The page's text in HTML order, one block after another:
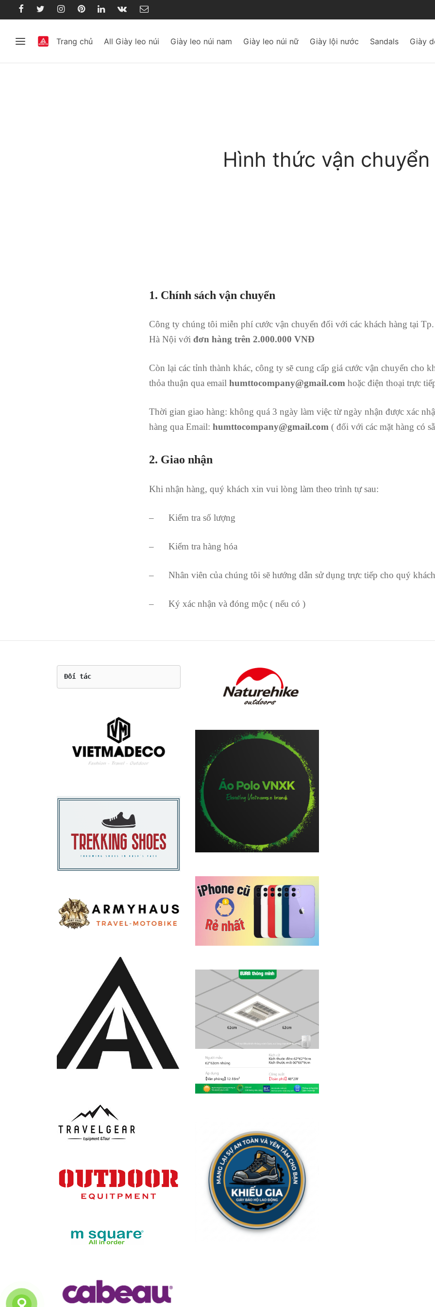
Trang chủ All Giày leo núi Giày leo núi nam Giày leo núi nữ Giày lội nước Sandals Giày
Hình thức vận chuyển
1. Chính sách vận chuyển
Công ty chúng tôi miễn phí cước vận chuyển đối với các khách hàng tại
Hà Nội với đơn hàng trên 2.000.000 VNĐ
Còn lại các tỉnh thành khác, công ty sẽ cung cấp giá cước vận chuyển cho
thỏa thuận qua email humttocompany@gmail.com hoặc điện thoại trực
Thời gian giao hàng: không quá 3 ngày làm việc từ ngày nhận được xác
hàng qua Email: humttocompany@gmail.com ( đối với các mặt hàng có
2. Giao nhận
Khi nhận hàng, quý khách xin vui lòng làm theo trình tự sau:
– Kiểm tra số lượng
– Kiểm tra hàng hóa
– Nhân viên của chúng tôi sẽ hướng dẫn sử dụng trực tiếp cho quý
– Ký xác nhận và đóng mộc ( nếu có )
Đối tác